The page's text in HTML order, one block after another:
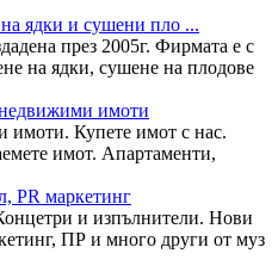
ядки и сушени пло ...
през 2005г. Фирмата е с
на ядки, сушене на плодове
имоти
имоти. Купете имот с нас.
имот. Апартаменти,
PR маркетинг
и изпълнители. Нови
ПР и много други от муз